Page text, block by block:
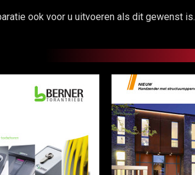
ook voor u uitvoeren als dit gewenst is.